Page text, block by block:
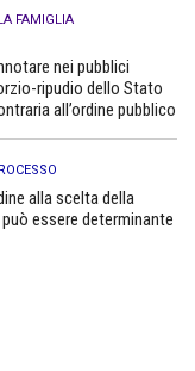
FAMIGLIA
nei pubblici
ripudio dello Stato
all’ordine pubblico
alla scelta della
essere determinante